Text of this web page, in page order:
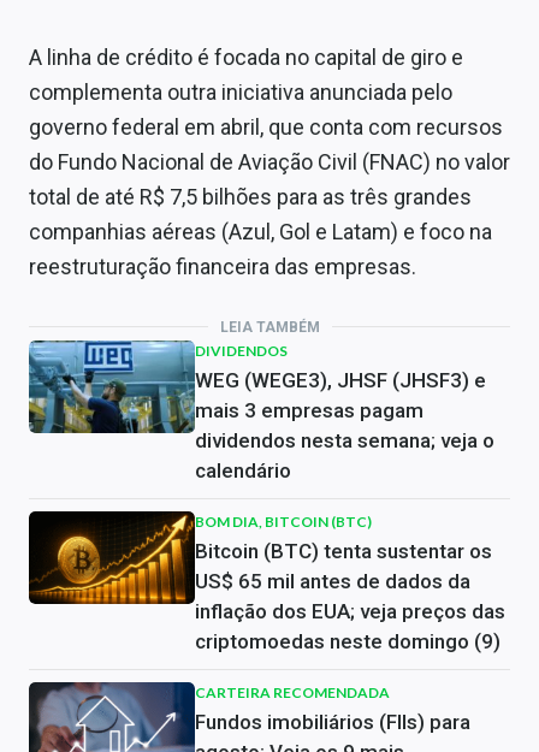
A linha de crédito é focada no capital de giro e
complementa outra iniciativa anunciada pelo
governo federal em abril, que conta com recursos
do Fundo Nacional de Aviação Civil (FNAC) no valor
total de até R$ 7,5 bilhões para as três grandes
companhias aéreas (Azul, Gol e Latam) e foco na
reestruturação financeira das empresas.
LEIA TAMBÉM
DIVIDENDOS
WEG (WEGE3), JHSF (JHSF3) e
mais 3 empresas pagam
dividendos nesta semana; veja o
calendário
BOM DIA, BITCOIN (BTC)
Bitcoin (BTC) tenta sustentar os
US$ 65 mil antes de dados da
inflação dos EUA; veja preços das
criptomoedas neste domingo (9)
CARTEIRA RECOMENDADA
Fundos imobiliários (FIIs) para